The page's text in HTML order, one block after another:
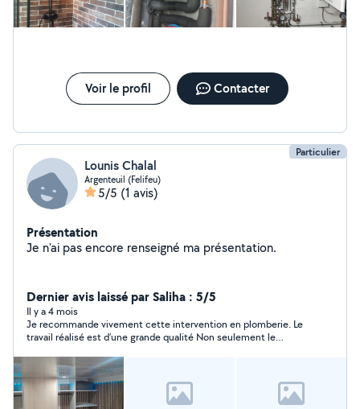
Voir le profil Contacter
Particulier
Lounis Chalal
Argenteuil (Felifeu)
5/5 (1 avis)
Présentation
Je n'ai pas encore renseigné ma présentation.
Dernier avis laissé par Saliha : 5/5
Il y a 4 mois
Je recommande vivement cette intervention en plomberie. Le
travail réalisé est d’une grande qualité Non seulement le
au-delà de ce qui était prévu, avec des améliorations
supplémentaires très appréciables. Professionnalisme,
efficacité et finition impeccable — je suis entièrement
satisfaite !